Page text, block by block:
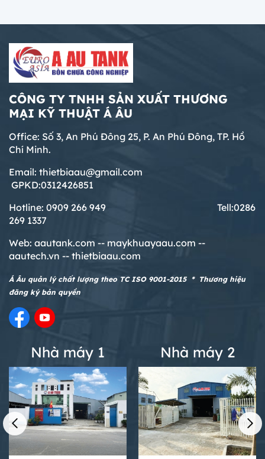
CÔNG TY TNHH SẢN XUẤT THƯƠNG
MẠI KỸ THUẬT Á ÂU
Office: Số 3, An Phú Đông 25, P. An Phú Đông, TP. Hồ
Chí Minh.
Email: thietbiaau@gmail.com
GPKD:0312426851
Hotline: 0909 266 949 Tell:0286
269 1337
Web: aautank.com -- maykhuayaau.com --
aautech.vn -- thietbiaau.com
Á Âu quản lý chất lượng theo TC ISO 9001-2015 * Thương hiệu
đăng ký bản quyền
Nhà máy 1 Nhà máy 2